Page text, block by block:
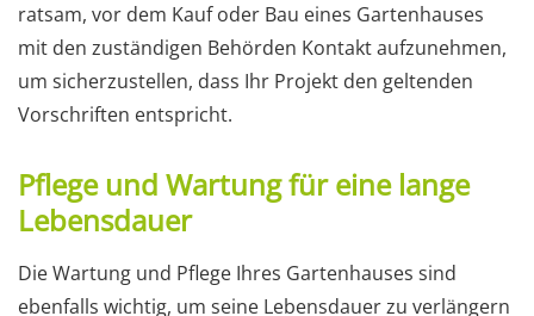
ratsam, vor dem Kauf oder Bau eines Gartenhauses
mit den zuständigen Behörden Kontakt aufzunehmen,
um sicherzustellen, dass Ihr Projekt den geltenden
Vorschriften entspricht.
Pflege und Wartung für eine lange
Lebensdauer
Die Wartung und Pflege Ihres Gartenhauses sind
ebenfalls wichtig, um seine Lebensdauer zu verlängern